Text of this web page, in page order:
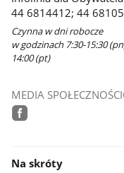
44 6814412; 44
Czynna w dni robocze
w godzinach 7:30-15:30
14:00 (pt)
MEDIA
Na skróty